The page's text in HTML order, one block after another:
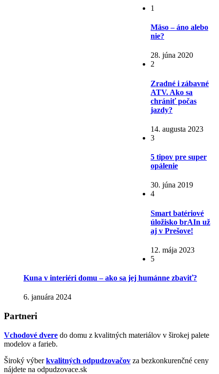
1
Mäso – áno alebo
nie?
28. júna 2020
2
Zradné i zábavné
ATV. Ako sa
chrániť počas
jazdy?
14. augusta 2023
3
5 tipov pre super
opálenie
30. júna 2019
4
Smart batériové
úložisko brAIn už
aj v Prešove!
12. mája 2023
5
Kuna v interiéri domu – ako sa jej humánne zbaviť?
6. januára 2024
Partneri
Vchodové dvere do domu z kvalitných materiálov v širokej palete
modelov a farieb.
Široký výberkvalitných odpudzovačov za bezkonkurenčné ceny
nájdete na odpudzovace.sk